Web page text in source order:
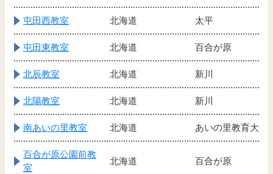
屯田西教室 北海道 太平
屯田東教室 北海道 百合が原
北辰教室 北海道 新川
北陽教室 北海道 新川
南あいの里教室 北海道 あいの里教育大
百合が原公園前教
室
北海道 百合が原